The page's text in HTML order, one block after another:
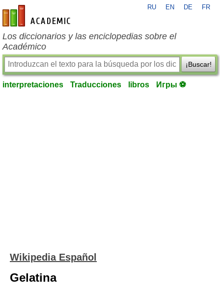
es-academic.com
RU EN DE FR
Los diccionarios y las enciclopedias sobre el
Académico
¡Buscar!
interpretaciones Traducciones libros Игры ⚽
Wikipedia Español
Gelatina